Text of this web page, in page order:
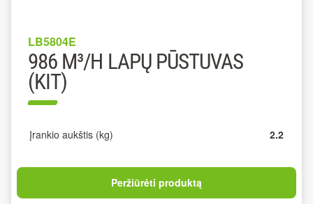
LB5804E
986 M³/H LAPŲ PŪSTUVAS
(KIT)
Įrankio aukštis (kg) 2.2
Peržiūrėti produktą